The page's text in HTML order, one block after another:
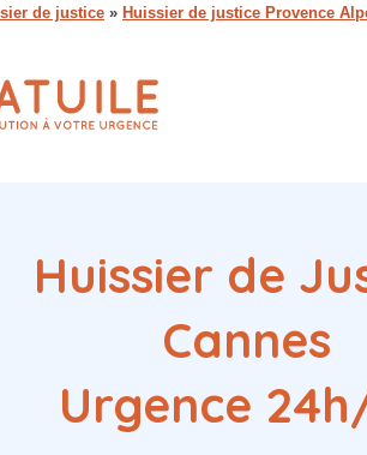
de justice » Huissier de justice Provence
Huissier de
Cannes
Urgence